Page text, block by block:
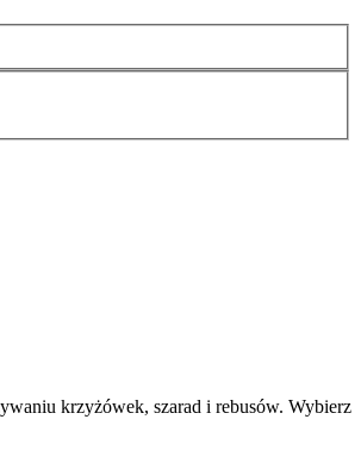
krzyżówek, szarad i rebusów. Wybierz